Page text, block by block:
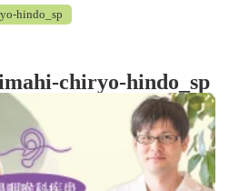
hindo_sp
chiryo-hindo_sp